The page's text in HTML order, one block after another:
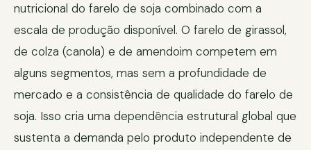
nutricional do farelo de soja combinado com a
escala de produção disponível. O farelo de girassol,
de colza (canola) e de amendoim competem em
alguns segmentos, mas sem a profundidade de
mercado e a consistência de qualidade do farelo de
soja. Isso cria uma dependência estrutural global que
sustenta a demanda pelo produto independente de